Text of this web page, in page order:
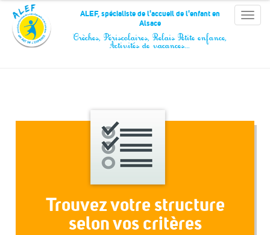
Panneau de gestion des cookies
Toggle
ALEF, spécialiste de l'accueil de l'enfant en
Alsace
Crèches, Périscolaires, Relais Petite enfance,
Activités de vacances…
Trouvez votre structure
selon vos critères